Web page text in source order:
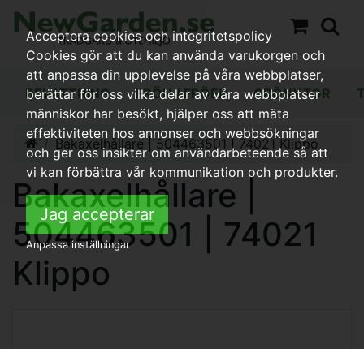
BEVATTNING FRÖN / FRÖER GRÖNYTOR
Bakaxelhållare | 504463501 | 74021 Klippo
Bakaxelhållare |
504463501 | 74021
Klippo
Acceptera cookies och integritetspolicy
Cookies gör att du kan använda varukorgen och
att anpassa din upplevelse på våra webbplatser,
berättar för oss vilka delar av våra webbplatser
människor har besökt, hjälper oss att mäta
effektiviteten hos annonser och webbsökningar
och ger oss insikter om användarbeteende så att
vi kan förbättra vår kommunikation och produkter.
Jag accepterar
Anpassa inställningar